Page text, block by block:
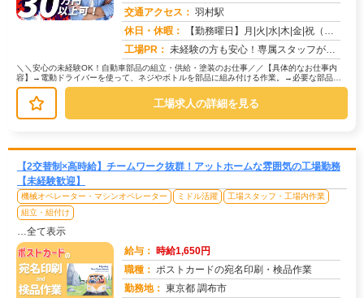
交通アクセス： 羽村駅
休日・休暇：
【勤務曜日】月|火|水|木|金|祝（工場カレンダーに準ずる）【休日・休暇】土日休み（GW休暇・夏季休暇・年末年始休...
工場PR： 未経験の方も安心！専属スタッフが就業まで徹底サポート！初めての工場勤務や住込み勤務でも大丈夫！→ 担当スタッフが丁...
＼＼安心の未経験OK！自動車部品の組立・供給・塗装のお仕事／／【具体的なお仕事内
容】→電動ドライバーを使って、ネジやボトルを部品に組み付ける作業。→必要な部品を
運ぶ、シンプルで負担の少ない作業。...
工場求人の詳細を見る
【2交替制×高時給】チームワーク抜群！アットホームな雰囲気の工場勤務
【未経験歓迎】
機械オペレーター・マシンオペレーター ミドル活躍
工場スタッフ・工場内作業
組立・組付け
…全て表示
給与： 時給1,650円
職種： ポストカードの宛名印刷・検品作業
勤務地： 東京都 調布市